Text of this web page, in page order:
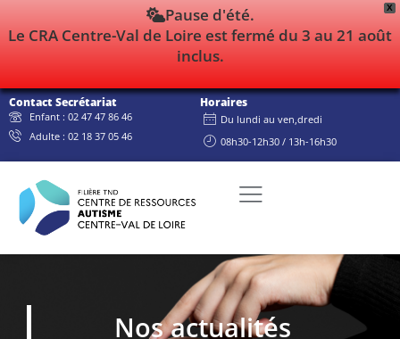
X
Pause d'été.
Le CRA Centre-Val de Loire est fermé du 3 au 21 août
inclus.
Contact Secrétariat
Enfant : 02 47 47 86 46
Adulte : 02 18 37 05 46
Horaires
Du lundi au ven,dredi
08h30-12h30 / 13h-16h30
Nos actualités